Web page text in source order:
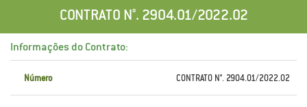
CONTRATO N°. 2904.01/2022.02
Informações do Contrato:
Número CONTRATO N°. 2904.01/2022.02